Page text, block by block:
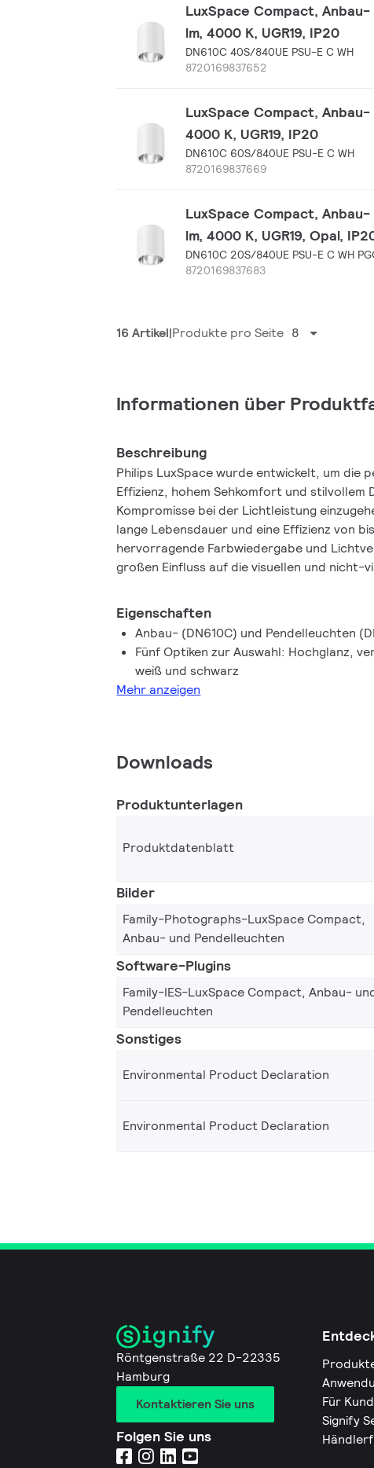
LuxSpace Compact,
lm, 4000 K, UGR19, IP20
DN610C 40S/840UE PSU-E C WH
8720169837652
LuxSpace Compact,
4000 K, UGR19, IP20
DN610C 60S/840UE PSU-E C WH
8720169837669
LuxSpace Compact,
lm, 4000 K, UGR19, Opal,
DN610C 20S/840UE PSU-E C WH
8720169837683
16 Artikel Produkte pro Seite 8
Informationen über
Beschreibung
Philips LuxSpace wurde entwickelt, um die
Effizienz, hohem Sehkomfort und stilvollem
Kompromisse bei der Lichtleistung
lange Lebensdauer und eine Effizienz von
hervorragende Farbwiedergabe und
großen Einfluss auf die visuellen und nicht-
haben. Die LuxSpace Downlight-Familie
Optionen zur Schaffung des gewünschten
Unterstützung des Benutzerkomforts, ganz
Anwendung.
Eigenschaften
Anbau- (DN610C) und Pendelleuchten
Fünf Optiken zur Auswahl: Hochglanz,
weiß und schwarz
Mehr anzeigen
Downloads
Produktunterlagen
Produktdatenblatt
Bilder
Family-Photographs-LuxSpace Compact,
Anbau- und Pendelleuchten
Software-Plugins
Family-IES-LuxSpace Compact, Anbau-
Pendelleuchten
Sonstiges
Environmental Product Declaration
Environmental Product Declaration
Röntgenstraße 22 D-22335
Hamburg
Kontaktieren Sie uns
Folgen Sie uns
Für
Signify